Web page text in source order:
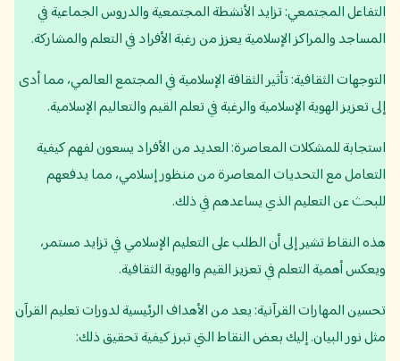
التفاعل المجتمعي: تزايد الأنشطة المجتمعية والدروس الجماعية في
المساجد والمراكز الإسلامية يعزز من رغبة الأفراد في التعلم والمشاركة.
التوجهات الثقافية: تأثير الثقافة الإسلامية في المجتمع العالمي، مما أدى
إلى تعزيز الهوية الإسلامية والرغبة في تعلم القيم والتعاليم الإسلامية.
استجابة للمشكلات المعاصرة: العديد من الأفراد يسعون لفهم كيفية
التعامل مع التحديات المعاصرة من منظور إسلامي، مما يدفعهم
للبحث عن التعليم الذي يساعدهم في ذلك.
هذه النقاط تشير إلى أن الطلب على التعليم الإسلامي في تزايد مستمر،
ويعكس أهمية التعلم في تعزيز القيم والهوية الثقافية.
تحسين المهارات القرآنية: يعد من الأهداف الرئيسية لدورات تعليم القرآن
مثل نور البيان. إليك بعض النقاط التي تبرز كيفية تحقيق ذلك: